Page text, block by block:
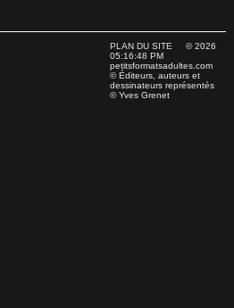
PLAN DU SITE © 2026
05:16:48 PM
petitsformatsadultes.com
© Éditeurs, auteurs et
dessinateurs représentés
© Yves Grenet